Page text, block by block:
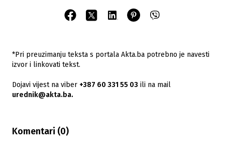
*Pri preuzimanju teksta s portala Akta.ba potrebno je navesti
izvor i linkovati tekst.
Dojavi vijest na viber +387 60 331 55 03 ili na mail
urednik@akta.ba.
Komentari (0)